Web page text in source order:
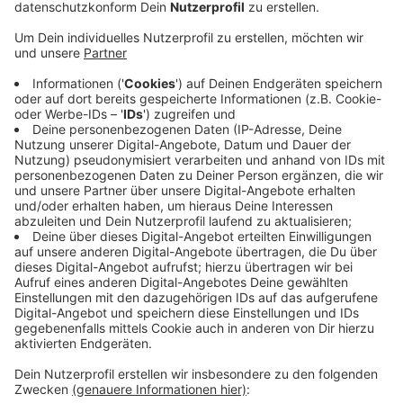
Bäckerei-Mitarbeiter freuen sich jetzt über mehr Lohn.
Sie bekommen fünf Prozent mehr Geld... In einer
Bäckerei zu arbeiten ist ein anspruchsvoller Job. Mit
heißen Backblechen hantieren, den heißen Ofen
befüllen - Das Aufbacken von Brötchen erledigt die
Fachverkäuferin "quasi nebenbei". Vor allem kümmert
sie sich um die Kunden... Da sind manchmal starke
Nerven gefragt. Mit dem jetzt vereinbarten höheren
Lohn habe sich die Branche ein gutes Stück attraktiver
gemacht, sagt die Gewerkschaft Nahrung-Genuss-
Gaststätten für den Kreis Coesfeld. Im Mai
kommenden Jahres sollen die Löhne dann noch einmal
um 70 Euro steigen. Im Kreis Coesfeld arbeiten mehr
1.700 Menschen in Bäckerei-Filialen.
Anzeige